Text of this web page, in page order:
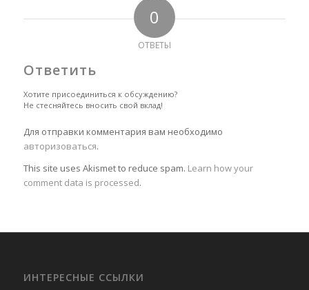
0
ОТВЕТЫ
Ответить
Хотите присоединиться к обсуждению?
Не стесняйтесь вносить свой вклад!
Для отправки комментария вам необходимо
авторизоваться.
This site uses Akismet to reduce spam. Learn how your
comment data is processed.
ИНТЕРЕСНЫЕ ССЫЛКИ